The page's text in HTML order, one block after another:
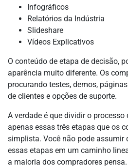
Infográficos
Relatórios da Indústria
Slideshare
Vídeos Explicativos
O conteúdo de etapa de decisão,
aparência muito diferente. Os
procurando testes, demos,
de clientes e opções de suporte.
A verdade é que dividir o
apenas essas três etapas que os
simplista. Você não pode assumir
essas etapas em um caminho
a maioria dos compradores pensa.